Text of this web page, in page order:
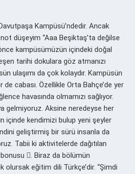
Kampüsü’ndedir. Ancak
düşeyim “Aaa Beşiktaş’ta değilse
kampüsümüzün içindeki doğal
tarihi dokulara göz atmanızı
ulaşımı da çok kolaydır. Kampüsün
cabası. Özellikle Orta Bahçe’de yer
havasında olmamızı sağlıyor.
gelmiyoruz. Aksine neredeyse her
içinde kendimizi bulup yeni şeyler
geliştirmiş bir sürü insanla da
Tabii ki aktivitelerde dağıtılan
. Biraz da bölümün
olursak eğitim dili Türkçe’dir. “Şimdi